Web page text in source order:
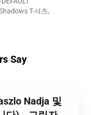
T-셔츠,
Say
Nadja 및